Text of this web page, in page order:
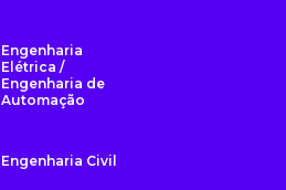
Engenharia
Elétrica /
Engenharia de
Automação
Engenharia Civil